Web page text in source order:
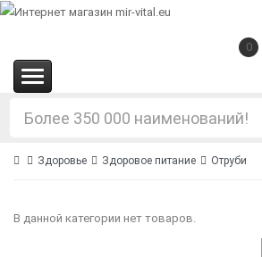
0
Здоровье Здоровое питание Отруби
В данной категории нет товаров.